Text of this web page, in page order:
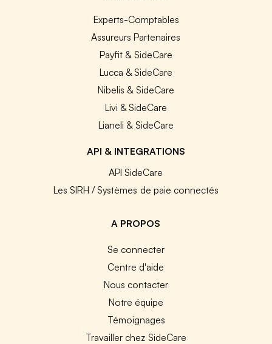
Experts-Comptables
Assureurs Partenaires
Payfit & SideCare
Lucca & SideCare
Nibelis & SideCare
Livi & SideCare
Lianeli & SideCare
API & INTEGRATIONS
API SideCare
Les SIRH / Systèmes de paie connectés
A PROPOS
Se connecter
Centre d'aide
Nous contacter
Notre équipe
Témoignages
Travailler chez SideCare